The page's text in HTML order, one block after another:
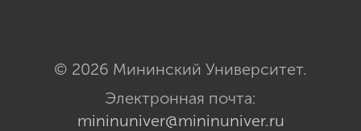
© 2026 Мининский Университет.
Электронная почта:
mininuniver@mininuniver.ru